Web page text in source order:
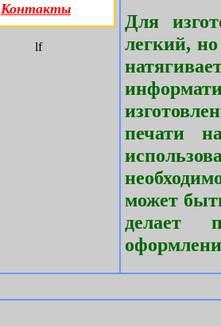
Контакты
lf
Для
легкий,
печати
может
делает